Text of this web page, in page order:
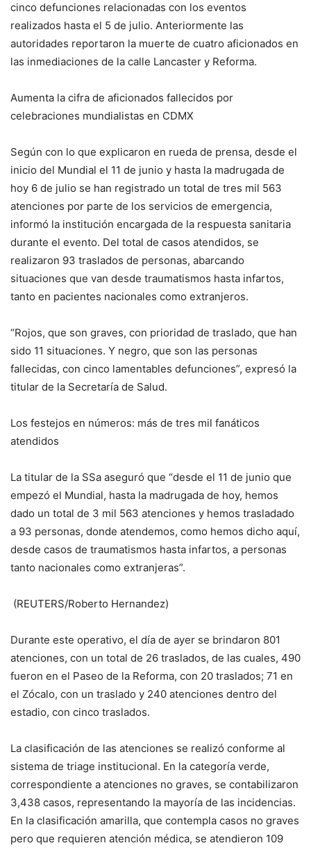
cinco defunciones relacionadas con los eventos
realizados hasta el 5 de julio. Anteriormente las
autoridades reportaron la muerte de cuatro aficionados en
las inmediaciones de la calle Lancaster y Reforma.
Aumenta la cifra de aficionados fallecidos por
celebraciones mundialistas en CDMX
Según con lo que explicaron en rueda de prensa, desde el
inicio del Mundial el 11 de junio y hasta la madrugada de
hoy 6 de julio se han registrado un total de tres mil 563
atenciones por parte de los servicios de emergencia,
informó la institución encargada de la respuesta sanitaria
durante el evento. Del total de casos atendidos, se
realizaron 93 traslados de personas, abarcando
situaciones que van desde traumatismos hasta infartos,
tanto en pacientes nacionales como extranjeros.
“Rojos, que son graves, con prioridad de traslado, que han
sido 11 situaciones. Y negro, que son las personas
fallecidas, con cinco lamentables defunciones”, expresó la
titular de la Secretaría de Salud.
Los festejos en números: más de tres mil fanáticos
atendidos
La titular de la SSa aseguró que “desde el 11 de junio que
empezó el Mundial, hasta la madrugada de hoy, hemos
dado un total de 3 mil 563 atenciones y hemos trasladado
a 93 personas, donde atendemos, como hemos dicho aquí,
desde casos de traumatismos hasta infartos, a personas
tanto nacionales como extranjeras”.
(REUTERS/Roberto Hernandez)
Durante este operativo, el día de ayer se brindaron 801
atenciones, con un total de 26 traslados, de las cuales, 490
fueron en el Paseo de la Reforma, con 20 traslados; 71 en
el Zócalo, con un traslado y 240 atenciones dentro del
estadio, con cinco traslados.
La clasificación de las atenciones se realizó conforme al
sistema de triage institucional. En la categoría verde,
correspondiente a atenciones no graves, se contabilizaron
3,438 casos, representando la mayoría de las incidencias.
En la clasificación amarilla, que contempla casos no graves
pero que requieren atención médica, se atendieron 109